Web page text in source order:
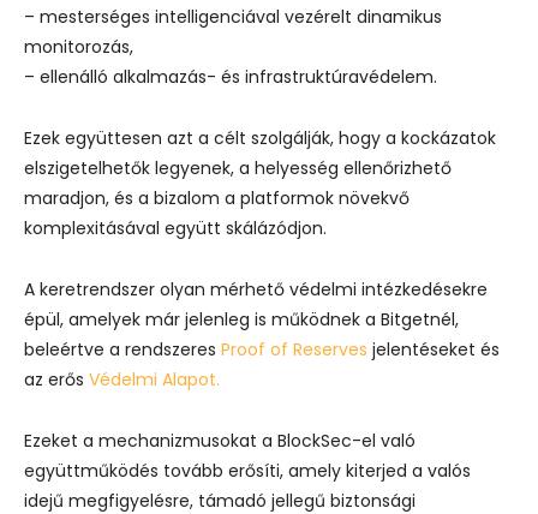
– mesterséges intelligenciával vezérelt dinamikus
monitorozás,
– ellenálló alkalmazás- és infrastruktúravédelem.
Ezek együttesen azt a célt szolgálják, hogy a kockázatok
elszigetelhetők legyenek, a helyesség ellenőrizhető
maradjon, és a bizalom a platformok növekvő
komplexitásával együtt skálázódjon.
A keretrendszer olyan mérhető védelmi intézkedésekre
épül, amelyek már jelenleg is működnek a Bitgetnél,
beleértve a rendszeres Proof of Reserves jelentéseket és
az erős Védelmi Alapot.
Ezeket a mechanizmusokat a BlockSec-el való
együttműködés tovább erősíti, amely kiterjed a valós
idejű megfigyelésre, támadó jellegű biztonsági